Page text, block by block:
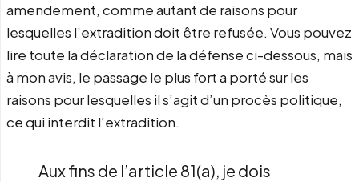
amendement, comme autant de raisons pour
lesquelles l’extradition doit être refusée. Vous pouvez
lire toute la déclaration de la défense ci-dessous, mais
à mon avis, le passage le plus fort a porté sur les
raisons pour lesquelles il s’agit d’un procès politique,
ce qui interdit l’extradition.
Aux fins de l’article 81(a), je dois